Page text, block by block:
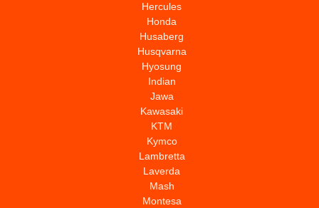
Hercules
Honda
Husaberg
Husqvarna
Hyosung
Indian
Jawa
Kawasaki
KTM
Kymco
Lambretta
Laverda
Mash
Montesa